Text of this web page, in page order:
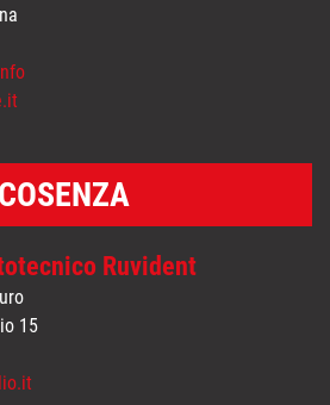
COSENZA
Ruvident
15